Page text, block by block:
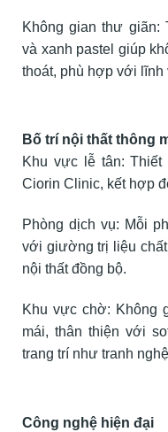
Không gian thư giãn:
và xanh pastel giúp
thoát, phù hợp với lĩnh
Bố trí nội thất thông
Khu vực lễ tân:
Ciorin Clinic, kết hợp
Phòng dịch vụ: Mỗi
với giường trị liệu
nội thất đồng bộ.
Khu vực chờ: Không
mái, thân thiện với
trang trí như tranh
Công nghệ hiện đại